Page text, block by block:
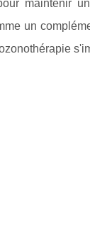
maintenir
un